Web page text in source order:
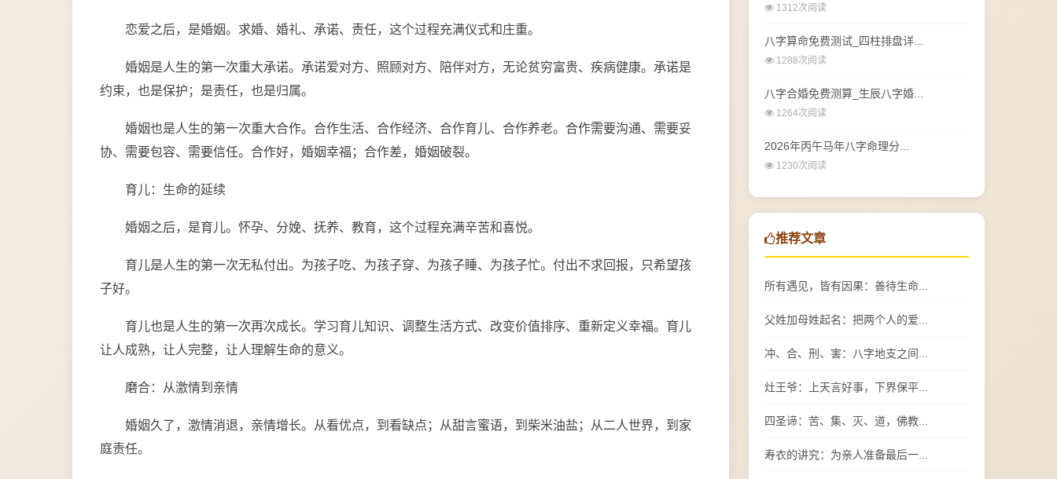
恋爱之后，是婚姻。求婚、婚礼、承诺、责任，这个过程充满仪式和庄重。
婚姻是人生的第一次重大承诺。承诺爱对方、照顾对方、陪伴对方，无论贫穷富贵、疾病健康。承诺是
约束，也是保护；是责任，也是归属。
婚姻也是人生的第一次重大合作。合作生活、合作经济、合作育儿、合作养老。合作需要沟通、需要妥
协、需要包容、需要信任。合作好，婚姻幸福；合作差，婚姻破裂。
育儿：生命的延续
婚姻之后，是育儿。怀孕、分娩、抚养、教育，这个过程充满辛苦和喜悦。
育儿是人生的第一次无私付出。为孩子吃、为孩子穿、为孩子睡、为孩子忙。付出不求回报，只希望孩
子好。
育儿也是人生的第一次再次成长。学习育儿知识、调整生活方式、改变价值排序、重新定义幸福。育儿
让人成熟，让人完整，让人理解生命的意义。
磨合：从激情到亲情
婚姻久了，激情消退，亲情增长。从看优点，到看缺点；从甜言蜜语，到柴米油盐；从二人世界，到家
庭责任。
1312次阅读
八字算命免费测试_四柱排盘详...
1288次阅读
八字合婚免费测算_生辰八字婚...
1264次阅读
2026年丙午马年八字命理分...
1230次阅读
推荐文章
所有遇见，皆有因果：善待生命...
父姓加母姓起名：把两个人的爱...
冲、合、刑、害：八字地支之间...
灶王爷：上天言好事，下界保平...
四圣谛：苦、集、灭、道，佛教...
寿衣的讲究：为亲人准备最后一...